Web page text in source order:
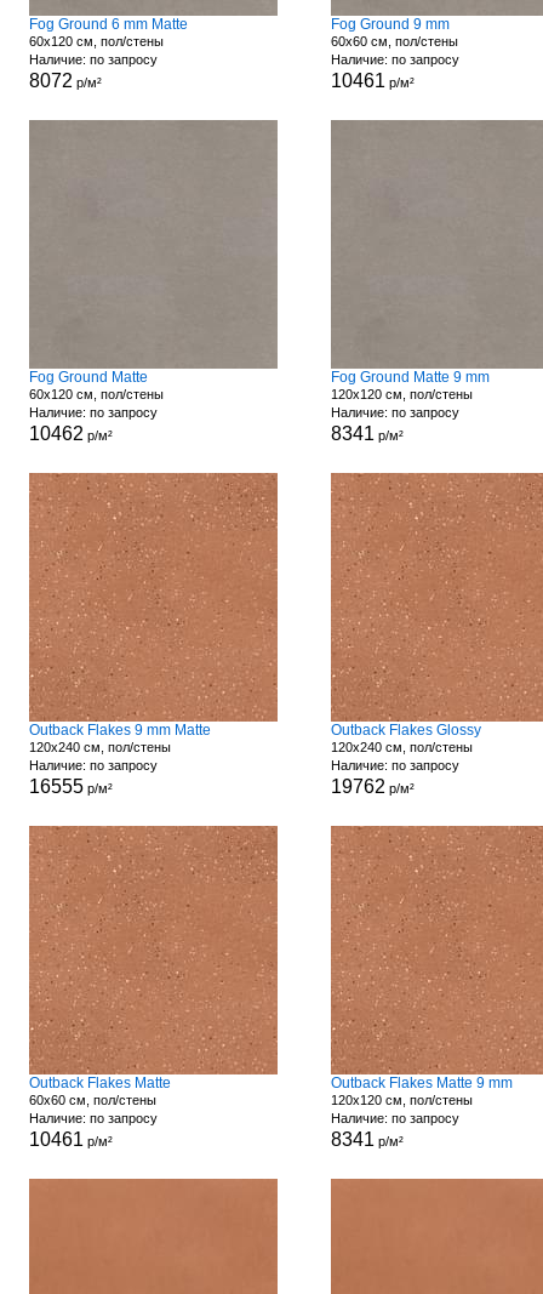
Fog Ground 6 mm Matte
60x120 см, пол/стены
Наличие: по запросу
8072 р/м²
Fog Ground 9 mm
60x60 см, пол/стены
Наличие: по запросу
10461 р/м²
Fog Ground Matte
60x120 см, пол/стены
Наличие: по запросу
10462 р/м²
Fog Ground Matte 9 mm
120x120 см, пол/стены
Наличие: по запросу
8341 р/м²
Outback Flakes 9 mm Matte
120x240 см, пол/стены
Наличие: по запросу
16555р/м²
Outback Flakes Glossy
120x240 см, пол/стены
Наличие: по запросу
19762 р/м²
Outback Flakes Matte
60x60 см, пол/стены
Наличие: по запросу
10461 р/м²
Outback Flakes Matte 9 mm
120x120 см, пол/стены
Наличие: по запросу
8341 р/м²